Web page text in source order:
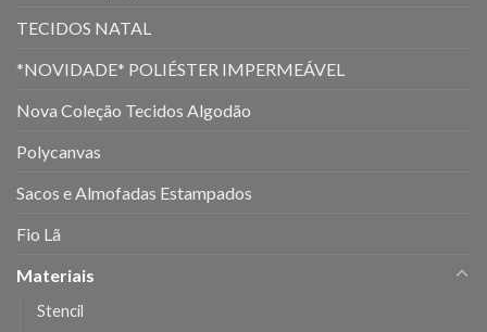
TECIDOS NATAL
*NOVIDADE* POLIÉSTER IMPERMEÁVEL
Nova Coleção Tecidos Algodão
Polycanvas
Sacos e Almofadas Estampados
Fio Lã
Materiais
Stencil